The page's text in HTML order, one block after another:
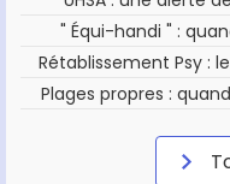
" Équi-handi " :
Rétablissement Psy :
Plages propres :